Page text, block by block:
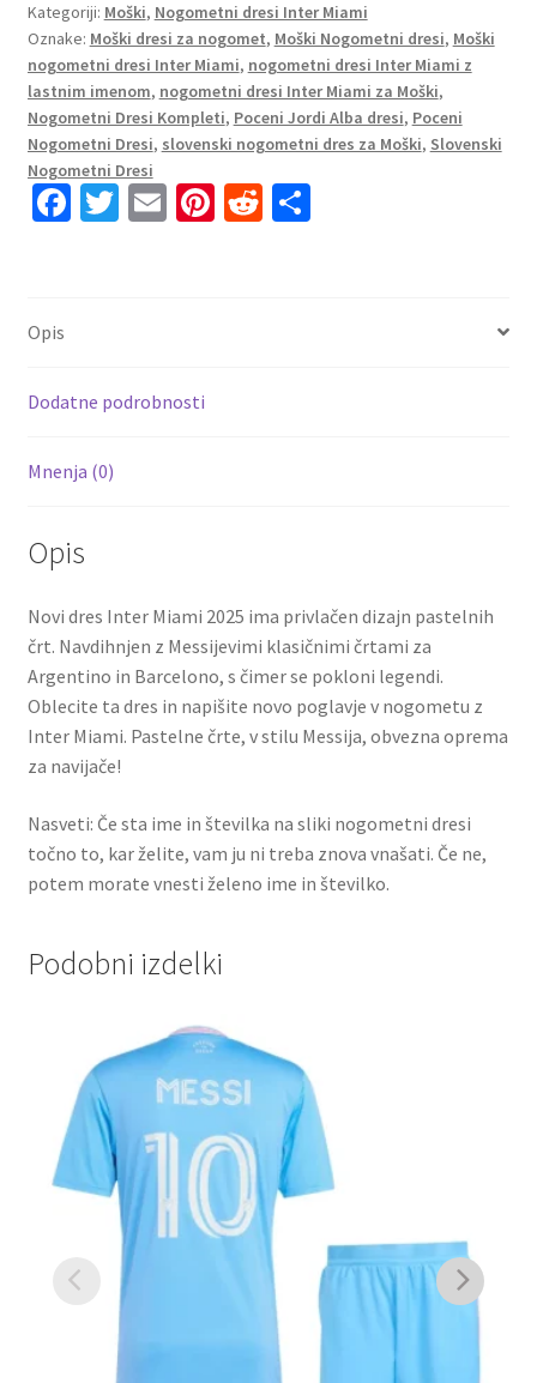
Inter
Miami
CF
Domači
2025-
26
Jordi
Alba
Kategoriji: Moški, Nogometni dresi Inter Miami
Oznake: Moški dresi za nogomet, Moški Nogometni dresi, Moški
nogometni dresi Inter Miami, nogometni dresi Inter Miami z
lastnim imenom, nogometni dresi Inter Miami za Moški,
Nogometni Dresi Kompleti, Poceni Jordi Alba dresi, Poceni
Nogometni Dresi, slovenski nogometni dres za Moški, Slovenski
Nogometni Dresi
Fa
k
T E Pi R S
Opis
Dodatne podrobnosti
Mnenja (0)
Opis
Novi dres Inter Miami 2025 ima privlačen dizajn pastelnih
črt. Navdihnjen z Messijevimi klasičnimi črtami za
Argentino in Barcelono, s čimer se pokloni legendi.
Oblecite ta dres in napišite novo poglavje v nogometu z
Inter Miami. Pastelne črte, v stilu Messija, obvezna oprema
za navijače!
Nasveti: Če sta ime in številka na sliki nogometni dresi
točno to, kar želite, vam ju ni treba znova vnašati. Če ne,
potem morate vnesti želeno ime in številko.
Podobni izdelki